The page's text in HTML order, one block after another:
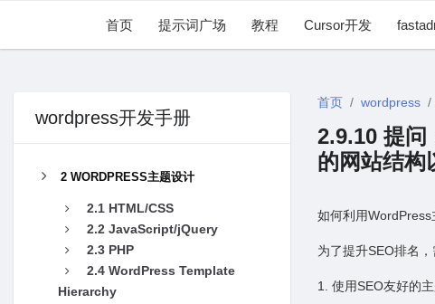
首页 提示词广场 教程 Cursor开发
wordpress开发手册
2 WORDPRESS主题设计
2.1 HTML/CSS
2.2 JavaScript/jQuery
2.3 PHP
2.4 WordPress Template
Hierarchy
首页 wordpress
2.9.10 提
的⽹站结构
如何利⽤WordPress
为了提升SEO排名
1. 使⽤SEO友好的